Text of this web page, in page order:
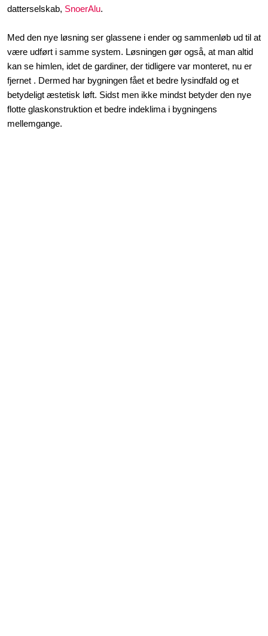
datterselskab, SnoerAlu.
Med den nye løsning ser glassene i ender og sammenløb ud til at
være udført i samme system. Løsningen gør også, at man altid
kan se himlen, idet de gardiner, der tidligere var monteret, nu er
fjernet . Dermed har bygningen fået et bedre lysindfald og et
betydeligt æstetisk løft. Sidst men ikke mindst betyder den nye
flotte glaskonstruktion et bedre indeklima i bygningens
mellemgange.​​